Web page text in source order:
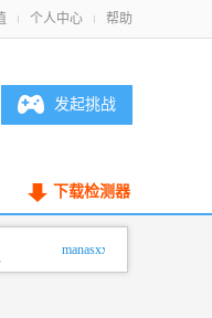
个人中心 帮助
发起挑战
下载检测器
manasxx345